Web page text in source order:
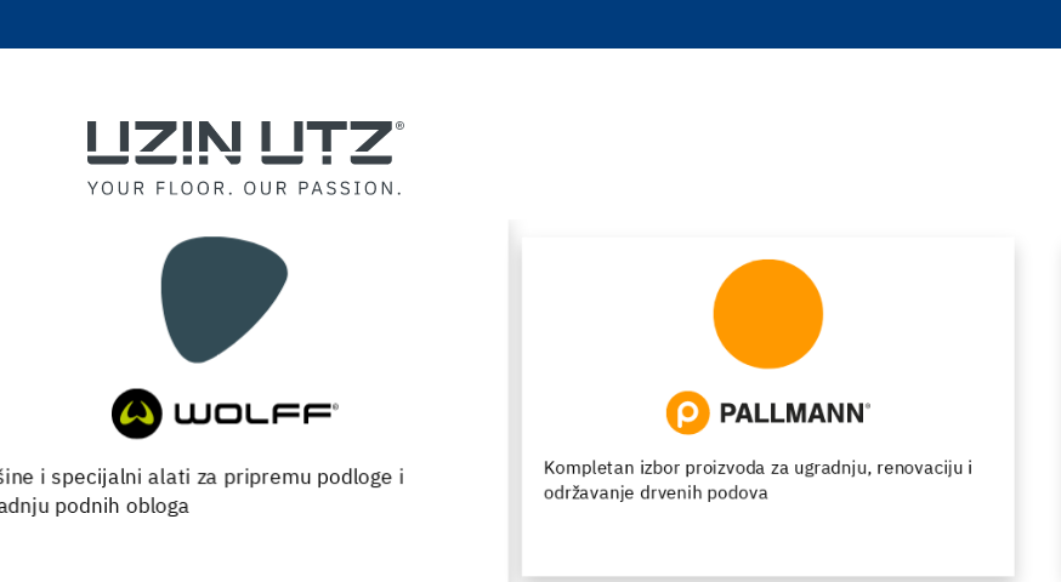
izbor proizvoda za ugradnju, renovaciju i
drvenih podova
Epoksidni podovi - strast za dizajn